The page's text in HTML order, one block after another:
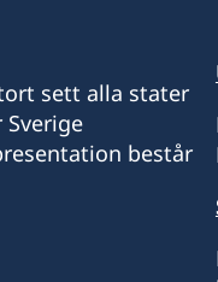
sett alla stater
består